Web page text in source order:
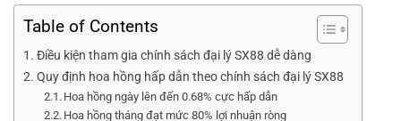
Table of Contents
Điều kiện tham gia chính sách đại lý SX88 dễ dàng
Quy định hoa hồng hấp dẫn theo chính sách đại lý SX88
Hoa hồng ngày lên đến 0.68% cực hấp dẫn
Hoa hồng tháng đạt mức 80% lợi nhuận ròng